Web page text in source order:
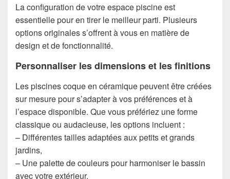
La configuration de votre espace piscine est
essentielle pour en tirer le meilleur parti. Plusieurs
options originales s’offrent à vous en matière de
design et de fonctionnalité.
Personnaliser les dimensions et les finitions
Les piscines coque en céramique peuvent être créées
sur mesure pour s’adapter à vos préférences et à
l’espace disponible. Que vous préfériez une forme
classique ou audacieuse, les options incluent :
– Différentes tailles adaptées aux petits et grands
jardins,
– Une palette de couleurs pour harmoniser le bassin
avec votre extérieur,